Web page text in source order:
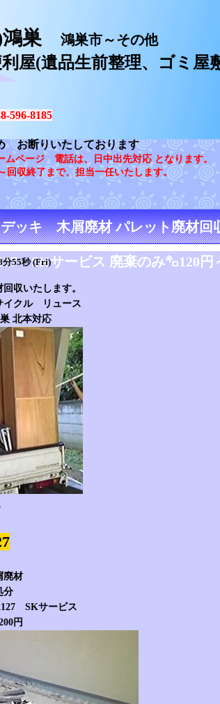
巣 鴻巣市～その他
屋(遺品生前整理、ゴミ屋
596-8185
め お断りいたしております
ページ 電話は、日中出先対応 となります。
収終了まで、担当一任いたします。
ッキ 木屑廃材 パレット廃材回
SKサービス 廃棄のみ㌔120円
55秒 (Fri)
収いたします。
イクル リュース
北本対応
廃材
分
SKサービス
円